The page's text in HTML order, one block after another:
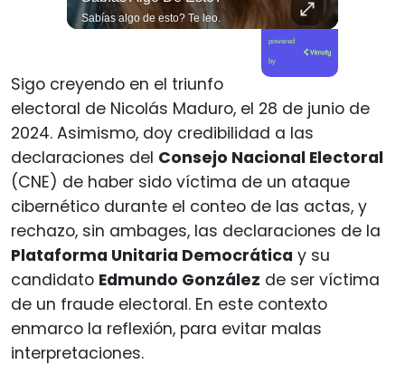
Sabías algo de esto? Te leo.
powered
by
Sigo creyendo en el triunfo
electoral de Nicolás Maduro, el 28 de junio de
2024. Asimismo, doy credibilidad a las
declaraciones del Consejo Nacional Electoral
(CNE) de haber sido víctima de un ataque
cibernético durante el conteo de las actas, y
rechazo, sin ambages, las declaraciones de la
Plataforma Unitaria Democrática y su
candidato Edmundo González de ser víctima
de un fraude electoral. En este contexto
enmarco la reflexión, para evitar malas
interpretaciones.